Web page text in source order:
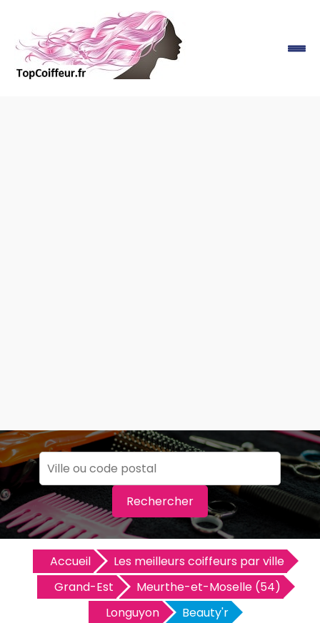
Rechercher
Accueil
Les meilleurs coiffeurs par ville
Grand-Est
Meurthe-et-Moselle (54)
Longuyon
Beauty'r